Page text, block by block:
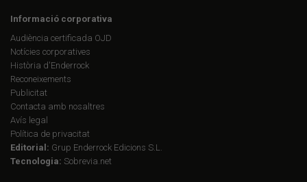
Informació corporativa
Audiència certificada OJD
Notícies corporatives
Història d'Enderrock
Reconeixements
Publicitat
Contacta amb nosaltres
Avís legal
Política de privacitat
Editorial: Grup Enderrock Edicions S.L.
Tecnologia: Sobrevia.net